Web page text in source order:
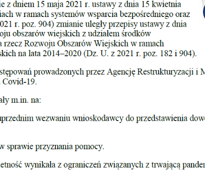
Aktualności
Dla Mieszkańca